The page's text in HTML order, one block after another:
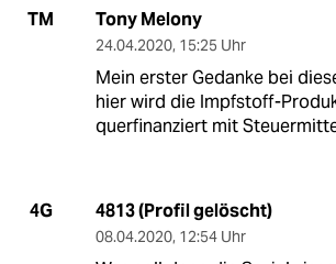
TM Tony Melony
24.04.2020, 15:25 Uhr
Mein erster Gedanke bei
hier wird die Impfstoff-
querfinanziert mit
4G 4813 (Profil gelöscht)
08.04.2020, 12:54 Uhr